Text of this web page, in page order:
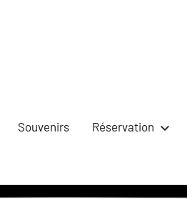
Souvenirs Réservation